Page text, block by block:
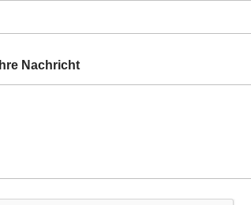
Ihre Nachricht